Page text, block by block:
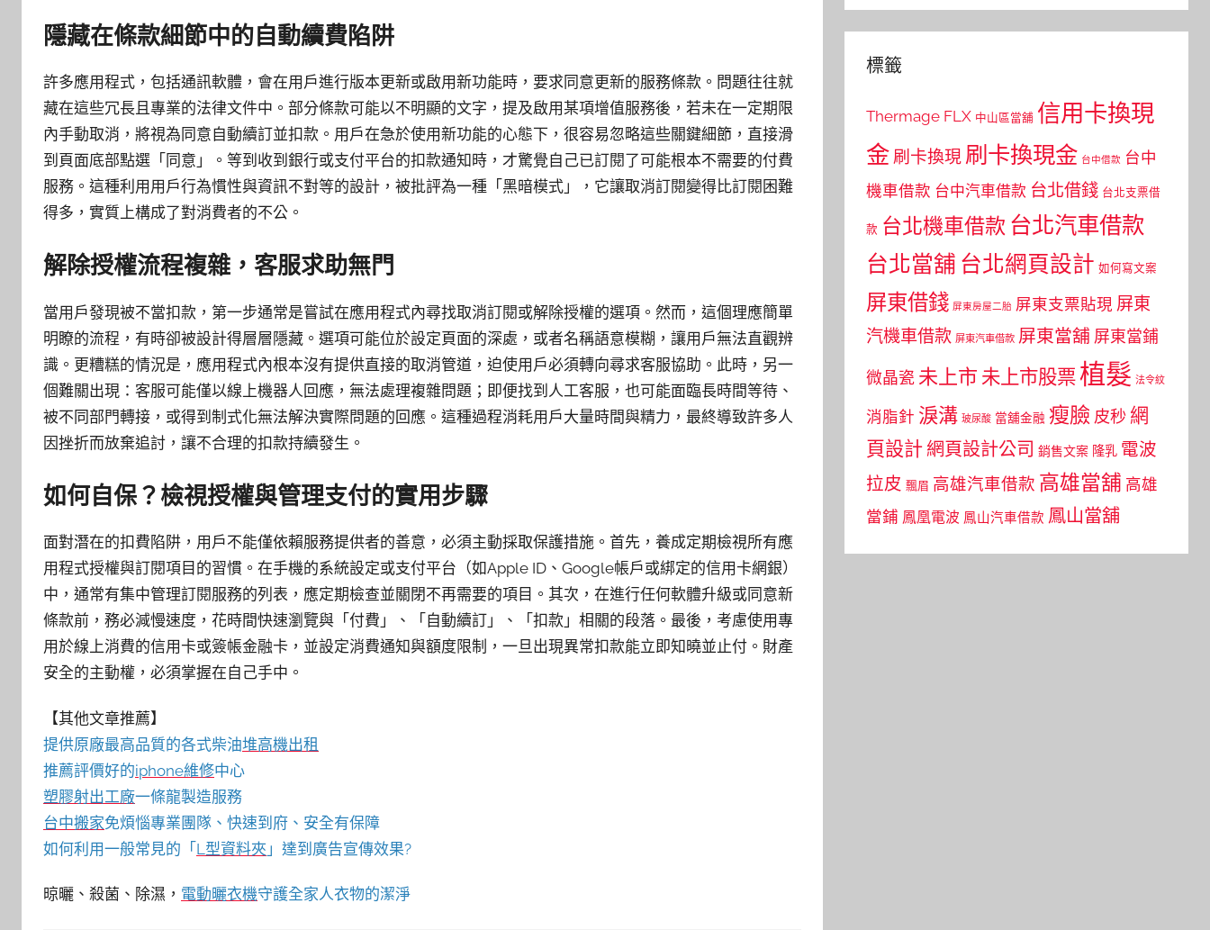
隱藏在條款細節中的自動續費陷阱
許多應用程式，包括通訊軟體，會在用戶進行版本更新或啟用新功能時，要求同意更新的服務條款。問題往往就
藏在這些冗長且專業的法律文件中。部分條款可能以不明顯的文字，提及啟用某項增值服務後，若未在一定期限
內手動取消，將視為同意自動續訂並扣款。用戶在急於使用新功能的心態下，很容易忽略這些關鍵細節，直接滑
到頁面底部點選「同意」。等到收到銀行或支付平台的扣款通知時，才驚覺自己已訂閱了可能根本不需要的付費
服務。這種利用用戶行為慣性與資訊不對等的設計，被批評為一種「黑暗模式」，它讓取消訂閱變得比訂閱困難
得多，實質上構成了對消費者的不公。
解除授權流程複雜，客服求助無門
當用戶發現被不當扣款，第一步通常是嘗試在應用程式內尋找取消訂閱或解除授權的選項。然而，這個理應簡單
明瞭的流程，有時卻被設計得層層隱藏。選項可能位於設定頁面的深處，或者名稱語意模糊，讓用戶無法直觀辨
識。更糟糕的情況是，應用程式內根本沒有提供直接的取消管道，迫使用戶必須轉向尋求客服協助。此時，另一
個難關出現：客服可能僅以線上機器人回應，無法處理複雜問題；即便找到人工客服，也可能面臨長時間等待、
被不同部門轉接，或得到制式化無法解決實際問題的回應。這種過程消耗用戶大量時間與精力，最終導致許多人
因挫折而放棄追討，讓不合理的扣款持續發生。
如何自保？檢視授權與管理支付的實用步驟
面對潛在的扣費陷阱，用戶不能僅依賴服務提供者的善意，必須主動採取保護措施。首先，養成定期檢視所有應
用程式授權與訂閱項目的習慣。在手機的系統設定或支付平台（如Apple ID、Google帳戶或綁定的信用卡網銀）
中，通常有集中管理訂閱服務的列表，應定期檢查並關閉不再需要的項目。其次，在進行任何軟體升級或同意新
條款前，務必減慢速度，花時間快速瀏覽與「付費」、「自動續訂」、「扣款」相關的段落。最後，考慮使用專
用於線上消費的信用卡或簽帳金融卡，並設定消費通知與額度限制，一旦出現異常扣款能立即知曉並止付。財產
安全的主動權，必須掌握在自己手中。
【其他文章推薦】
提供原廠最高品質的各式柴油堆高機出租
推薦評價好的iphone維修中心
塑膠射出工廠一條龍製造服務
台中搬家免煩惱專業團隊、快速到府、安全有保障
如何利用一般常見的「L型資料夾 」達到廣告宣傳效果?
晾曬、殺菌、除濕， 電動曬衣機守護全家人衣物的潔淨
標籤
Thermage FLX 中山區當舖 信用卡換現
金 刷卡換現 刷卡換現金 台中借款 台中
機車借款 台中汽車借款 台北借錢 台北支票借
款 台北機車借款 台北汽車借款
台北當舖 台北網頁設計 如何寫文案
屏東借錢 屏東房屋二胎 屏東支票貼現 屏東
汽機車借款 屏東汽車借款 屏東當舖 屏東當鋪
微晶瓷 未上市 未上市股票植髮 法令紋
消脂針 淚溝 玻尿酸 當舖金融 瘦臉 皮秒 網
頁設計 網頁設計公司 銷售文案 隆乳 電波
拉皮 飄眉 高雄汽車借款 高雄當舖 高雄
當鋪 鳳凰電波 鳳山汽車借款 鳳山當舖